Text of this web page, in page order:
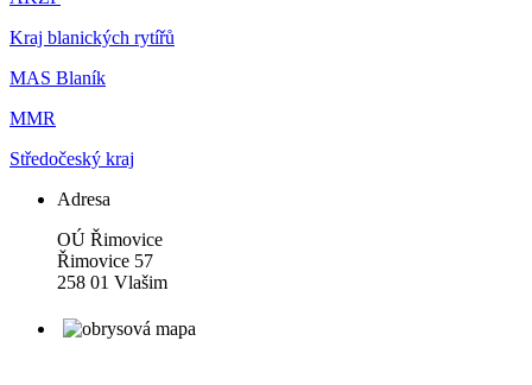
Kraj blanických rytířů
MAS Blaník
MMR
Středočeský kraj
Adresa
OÚ Řimovice
Řimovice 57
258 01 Vlašim